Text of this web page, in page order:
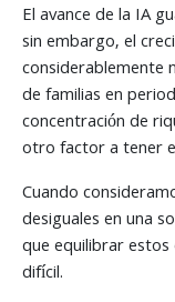
El avance de la IA
sin embargo, el
considerablemente
de familias en
concentración de
otro factor a tener
Cuando
desiguales en una
que equilibrar
difícil.